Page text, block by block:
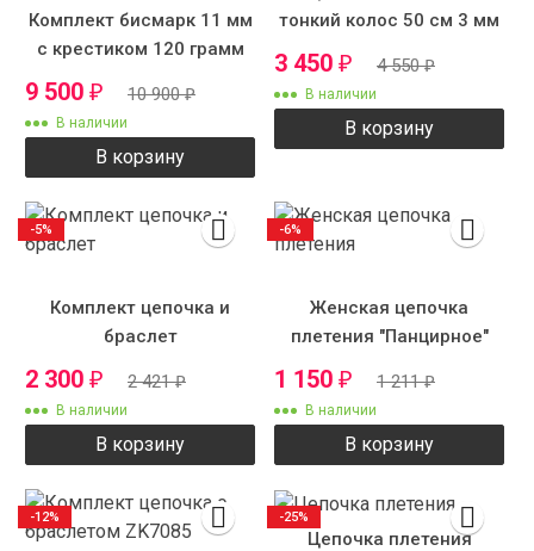
Комплект бисмарк 11 мм
с крестиком 120 грамм
9 500 ₽ 10 900₽
В наличии
В корзину
тонкий колос 50 см 3 мм
3 450 ₽ 4 550₽
В наличии
В корзину
Комплект цепочка и
браслет
2 300 ₽ 2 421₽
В наличии
В корзину
-5%
Женская цепочка
плетения "Панцирное"
1 150 ₽ 1 211₽
В наличии
В корзину
-6%
-12%
Цепочка плетения
-25%